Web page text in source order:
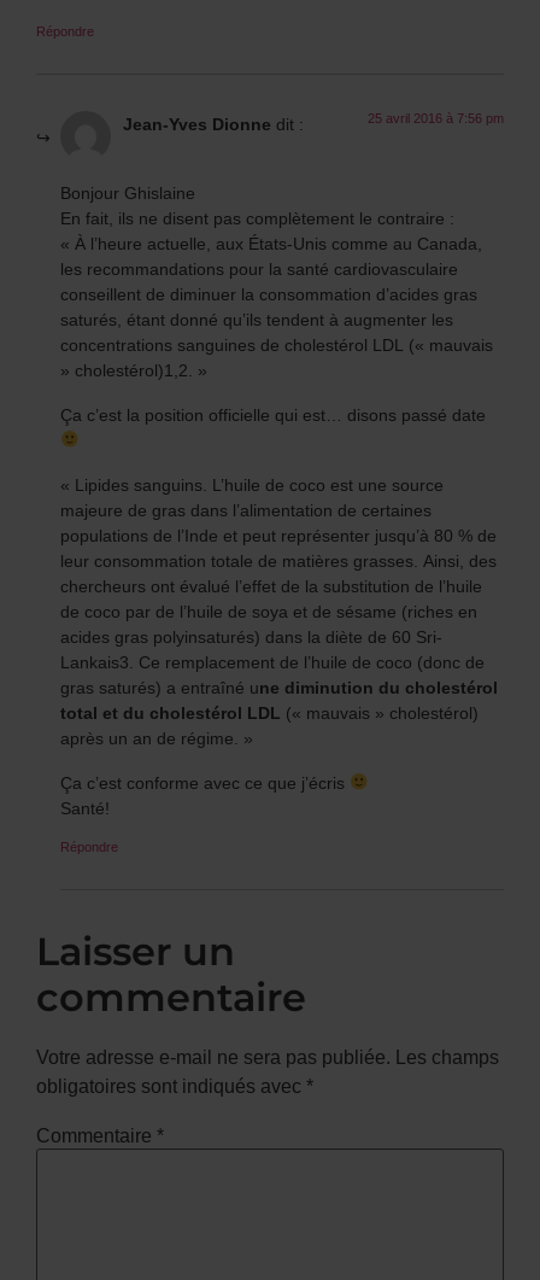
Répondre
Jean-Yves Dionne dit : 25 avril 2016 à 7:56 pm
Bonjour Ghislaine
En fait, ils ne disent pas complètement le contraire :
« À l’heure actuelle, aux États-Unis comme au Canada,
les recommandations pour la santé cardiovasculaire
conseillent de diminuer la consommation d’acides gras
saturés, étant donné qu’ils tendent à augmenter les
concentrations sanguines de cholestérol LDL (« mauvais
» cholestérol)1,2. »
Ça c’est la position officielle qui est… disons passé date
« Lipides sanguins. L’huile de coco est une source
majeure de gras dans l’alimentation de certaines
populations de l’Inde et peut représenter jusqu’à 80 % de
leur consommation totale de matières grasses. Ainsi, des
chercheurs ont évalué l’effet de la substitution de l’huile
de coco par de l’huile de soya et de sésame (riches en
acides gras polyinsaturés) dans la diète de 60 Sri-
Lankais3. Ce remplacement de l’huile de coco (donc de
gras saturés) a entraîné une diminution du cholestérol
total et du cholestérol LDL (« mauvais » cholestérol)
après un an de régime. »
Ça c’est conforme avec ce que j’écris
Santé!
Répondre
Laisser un
commentaire
Votre adresse e-mail ne sera pas publiée. Les champs
obligatoires sont indiqués avec *
Commentaire *